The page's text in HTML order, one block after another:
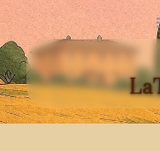
Skip to main content